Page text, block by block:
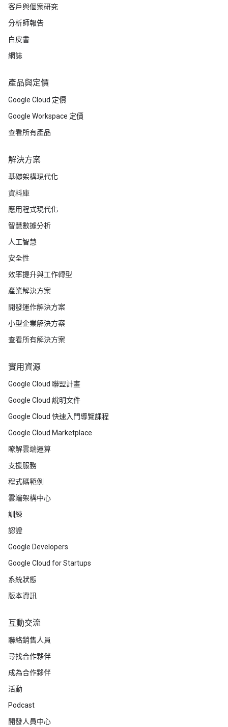
客戶與個案研究
分析師報告
白皮書
網誌
產品與定價
Google Cloud 定價
Google Workspace 定價
查看所有產品
解決方案
基礎架構現代化
資料庫
應用程式現代化
智慧數據分析
人工智慧
安全性
效率提升與工作轉型
產業解決方案
開發運作解決方案
小型企業解決方案
查看所有解決方案
實用資源
Google Cloud 聯盟計畫
Google Cloud 說明文件
Google Cloud 快速入門導覽課程
Google Cloud Marketplace
瞭解雲端運算
支援服務
程式碼範例
雲端架構中心
訓練
認證
Google Developers
Google Cloud for Startups
系統狀態
版本資訊
互動交流
聯絡銷售人員
尋找合作夥伴
成為合作夥伴
活動
Podcast
開發人員中心